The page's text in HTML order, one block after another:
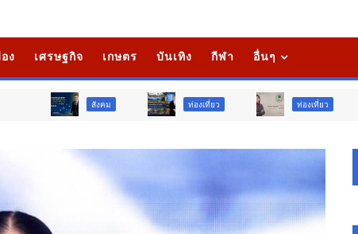
ง เศรษฐกิจ เกษตร บันเทิง กีฬา อื่นๆ
ท่องเที่ยว ท่องเที่ยว ภูมิภาค